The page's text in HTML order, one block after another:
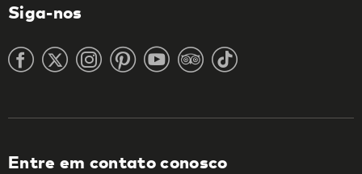
Siga-nos
Entre em contato conosco